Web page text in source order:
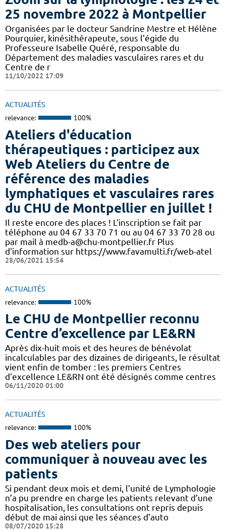
25 novembre 2022 à Montpellier
Organisées par le docteur Sandrine Mestre et Hélène
Pourquier, kinésithérapeute, sous l’égide du
Professeure Isabelle Quéré, responsable du
Département des maladies vasculaires rares et du
Centre de r
11/10/2022 17:09
ACTUALITÉS
relevance: 100%
Ateliers d'éducation
thérapeutiques : participez aux
Web Ateliers du Centre de
référence des maladies
lymphatiques et vasculaires rares
du CHU de Montpellier en juillet !
Il reste encore des places ! L'inscription se fait par
téléphone au 04 67 33 70 71 ou au 04 67 33 70 28 ou
par mail à medb-a@chu-montpellier.fr Plus
d'information sur https://www.favamulti.fr/web-atel
28/06/2021 15:54
ACTUALITÉS
relevance: 100%
Le CHU de Montpellier reconnu
Centre d’excellence par LE&RN
Après dix-huit mois et des heures de bénévolat
incalculables par des dizaines de dirigeants, le résultat
vient enfin de tomber : les premiers Centres
d'excellence LE&RN ont été désignés comme centres
06/11/2020 01:00
ACTUALITÉS
relevance: 100%
Des web ateliers pour
communiquer à nouveau avec les
patients
Si pendant deux mois et demi, l’unité de Lymphologie
n’a pu prendre en charge les patients relevant d’une
hospitalisation, les consultations ont repris depuis
début de mai ainsi que les séances d’auto
08/07/2020 15:28